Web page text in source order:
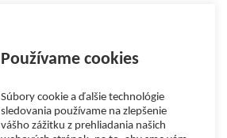
Používame cookies
Súbory cookie a ďalšie technológie
sledovania používame na zlepšenie
vášho zážitku z prehliadania našich